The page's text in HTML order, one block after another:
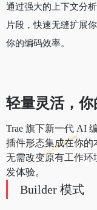
通过强大的上下文分
片段，快速无缝扩展
你的编码效率。
轻量灵活，
Trae 旗下新一代 AI
插件形态集成在你的
无需改变原有工作
发体验。
Builder 模式